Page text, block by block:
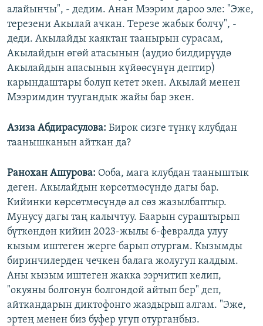
алайынчы", - дедим. Анан Мээрим дароо эле: "Эже,
терезени Акылай ачкан. Терезе жабык болчу", -
деди. Акылайды каяктан таанырын сурасам,
Акылайдын өгөй атасынын (аудио билдирүүдө
Акылайдын апасынын күйөөсүнүн дептир)
карындаштары болуп кетет экен. Акылай менен
Мээримдин туугандык жайы бар экен.
Азиза Абдирасулова: Бирок сизге түнкү клубдан
таанышканын айткан да?
Ранохан Ашурова: Ооба, мага клубдан тааныштык
деген. Акылайдын көрсөтмөсүндө дагы бар.
Кийинки көрсөтмөсүндө ал сөз жазылбаптыр.
Мунусу дагы таң калычтуу. Баарын сураштырып
бүткөндөн кийин 2023-жылы 6-февралда улуу
кызым иштеген жерге барып отургам. Кызымды
биринчилерден чечкен балага жолугуп калдым.
Аны кызым иштеген жакка ээрчитип келип,
"окуяны болгонун болгондой айтып бер" деп,
айткандарын диктофонго жаздырып алгам. "Эже,
эртең менен биз буфер угуп отурганбыз.